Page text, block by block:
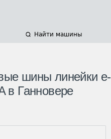
Найти машины
шины линейки e-
в Ганновере